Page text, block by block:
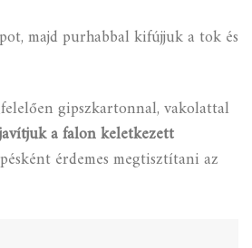
majd purhabbal kifújjuk a tok és
gipszkartonnal, vakolattal
javítjuk a falon keletkezett
érdemes megtisztítani az